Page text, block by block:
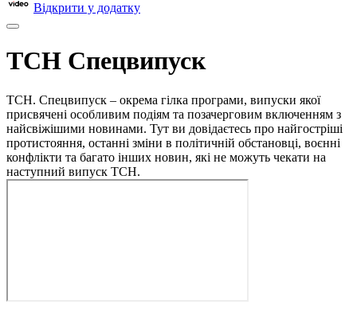
Відкрити у додатку
ТСН Спецвипуск
ТСН. Спецвипуск – окрема гілка програми, випуски якої
присвячені особливим подіям та позачерговим включенням з
найсвіжішими новинами. Тут ви довідаєтесь про найгостріші
протистояння, останні зміни в політичній обстановці, воєнні
конфлікти та багато інших новин, які не можуть чекати на
наступний випуск ТСН.